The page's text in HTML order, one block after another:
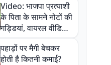
Video: भाजपा प्रत्याशी
के पिता के सामने नोटों की
गड्डियां, वायरल वीडियो
से राजनीति में उबाल,
अजित महतो बोले- TMC
की गंदी चाल
पहाड़ों पर मैगी बेचकर
होती है कितनी कमाई?